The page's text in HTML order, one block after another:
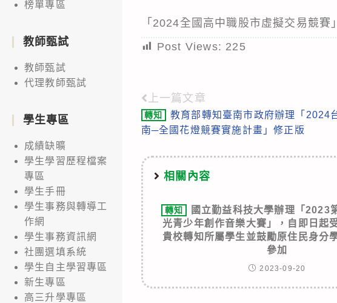
「2024全國高中職股市虛擬交易競賽
Post Views: 225
Read
more
上一篇文章
轉知
教育部轉知臺南市政府辦理「2024
南─全國花燈競賽實施計畫」修正版
相關內容
轉知
國立勤益科技大學辦理「2023
光青少年創作音樂大賽」，自即日起
貴校轉知所屬學生並鼓勵原住民身分
參加
2023-09-20
榜單專區
教師甄試
教師甄試
代理教師甄試
學生專區
成績缺曠
學生學習歷程檔案
專區
學生手冊
學生事務與轉導工
作網
學生事務資訊網
社團選填系統
學生自主學習專區
新生專區
高三升學專區